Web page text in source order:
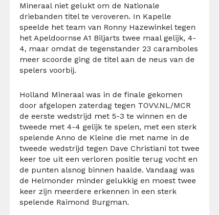
Mineraal niet gelukt om de Nationale
driebanden titel te veroveren. In Kapelle
speelde het team van Ronny Hazewinkel tegen
het Apeldoornse A1 Biljarts twee maal gelijk, 4-
4, maar omdat de tegenstander 23 caramboles
meer scoorde ging de titel aan de neus van de
spelers voorbij.
Holland Mineraal was in de finale gekomen
door afgelopen zaterdag tegen TOVV.NL/MCR
de eerste wedstrijd met 5-3 te winnen en de
tweede met 4-4 gelijk te spelen, met een sterk
spelende Anno de Kleine die met name in de
tweede wedstrijd tegen Dave Christiani tot twee
keer toe uit een verloren positie terug vocht en
de punten alsnog binnen haalde. Vandaag was
de Helmonder minder gelukkig en moest twee
keer zijn meerdere erkennen in een sterk
spelende Raimond Burgman.